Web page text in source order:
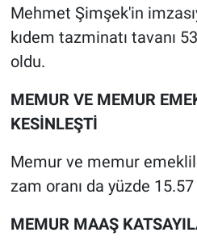
Mehmet Şimşek'in
kıdem tazminatı tavanı
oldu.
MEMUR VE MEMUR
KESİNLEŞTİ
Memur ve memur
zam oranı da yüzde
MEMUR MAAŞ